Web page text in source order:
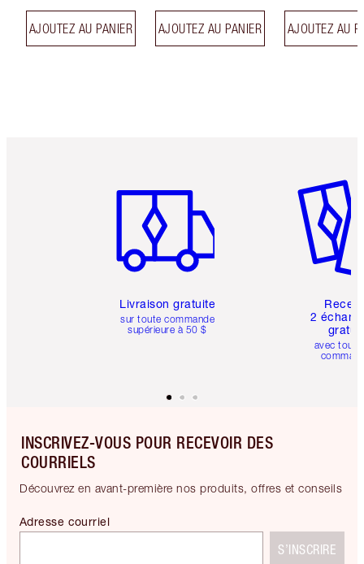
AJOUTEZ AU PANIER AJOUTEZ AU PANIER AJOUTEZ AU
Livraison gratuite
sur toute commande
supérieure à 50 $
2
avec
INSCRIVEZ-VOUS POUR RECEVOIR DES
COURRIELS
Découvrez en avant-première nos produits, offres et conseils
Adresse courriel
S’INSCRIRE